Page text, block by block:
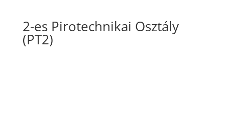
2-es Pirotechnikai Osztály
(PT2)